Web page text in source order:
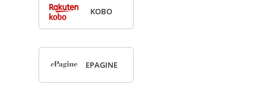
KOBO
EPA­GINE